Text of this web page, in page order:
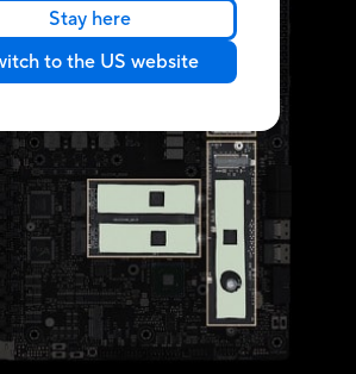
Stay here
to the US website